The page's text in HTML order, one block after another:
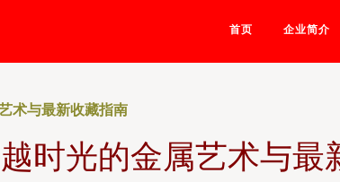
首页 企业简介
术与最新收藏指南
时光的金属艺术与最